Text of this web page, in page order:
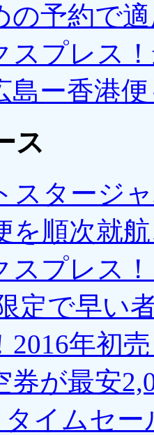
の予約で
スプレス
島ー香港
ス
スタージ
を順次就
スプレス
定で早い
2016年初
券が最安
イムセー